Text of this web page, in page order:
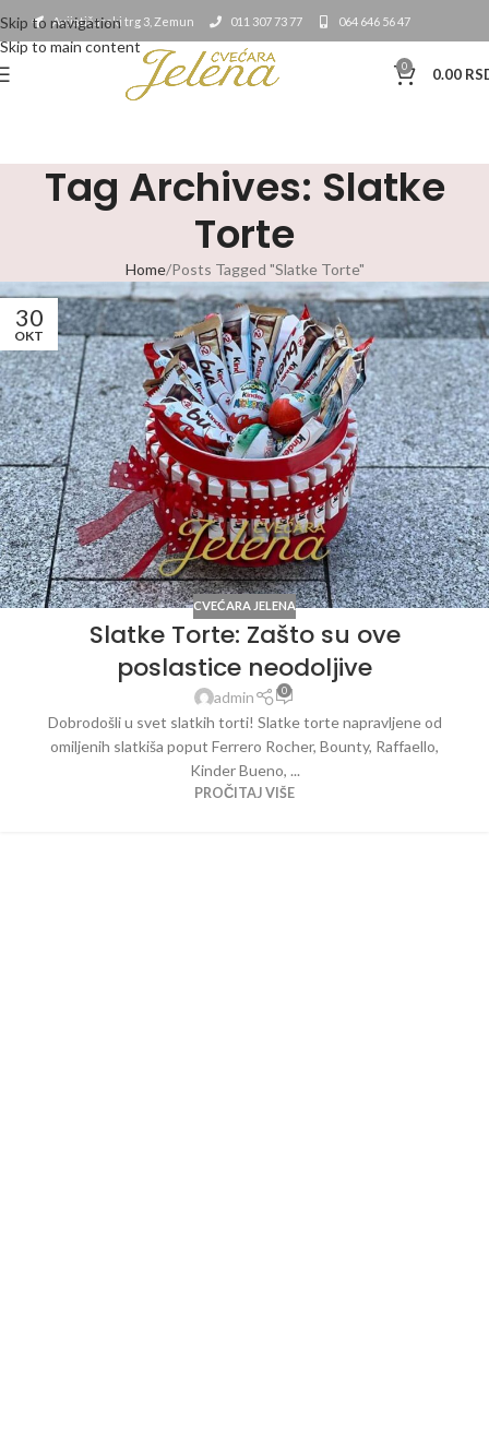
Skip to navigation
Skip to main content
Avijatičarski trg 3, Zemun 011 307 73 77 064 646 56 47
0 0.00
Tag Archives: Slatke
Torte
Home Posts Tagged "Slatke Torte"
30
OKT
CVEĆARA JELENA
Slatke Torte: Zašto su ove
poslastice neodoljive
admin 0
Dobrodošli u svet slatkih torti! Slatke torte napravljene od
omiljenih slatkiša poput Ferrero Rocher, Bounty, Raffaello,
Kinder Bueno, ...
PROČITAJ VIŠE